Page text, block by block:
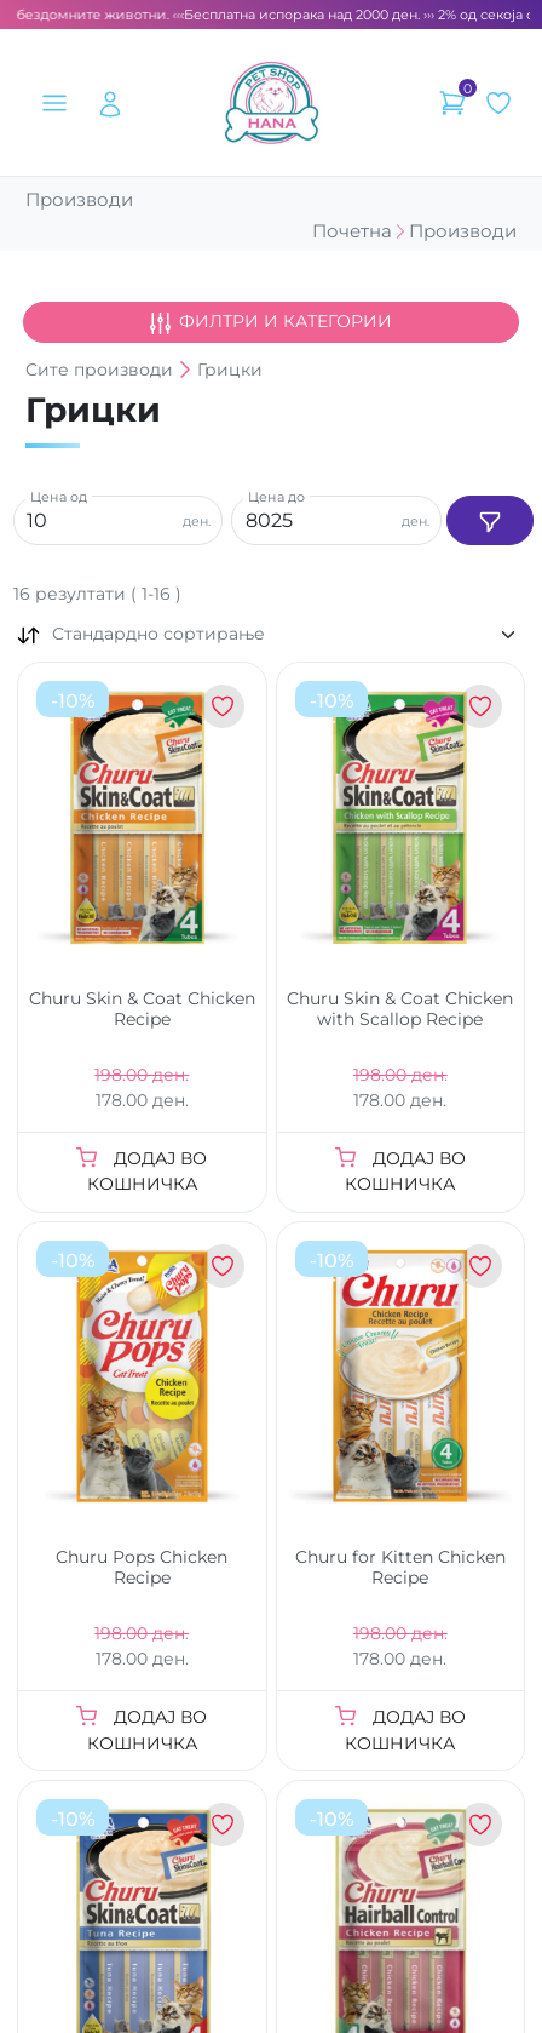
животни. ‹‹‹Бесплатна испорака над 2000 ден. ››› 2% од секоја
0
Производи
Почетна
Производи
ФИЛТРИ И КАТЕГОРИИ
Сите производи Грицки
Грицки
ден.
Цена од
ден.
Цена до
16 резултати ( 1-16 )
Стандардно сортирање
-10%
Churu Skin & Coat Chicken
Recipe
198.00 ден.
178.00 ден.
ДОДАЈ ВО
КОШНИЧКА
-10%
Churu Skin & Coat Chicken
with Scallop Recipe
198.00 ден.
178.00 ден.
ДОДАЈ ВО
КОШНИЧКА
-10%
Churu Pops Chicken
Recipe
198.00 ден.
178.00 ден.
ДОДАЈ ВО
КОШНИЧКА
-10%
Churu for Kitten Chicken
Recipe
198.00 ден.
178.00 ден.
ДОДАЈ ВО
КОШНИЧКА
-10% -10%